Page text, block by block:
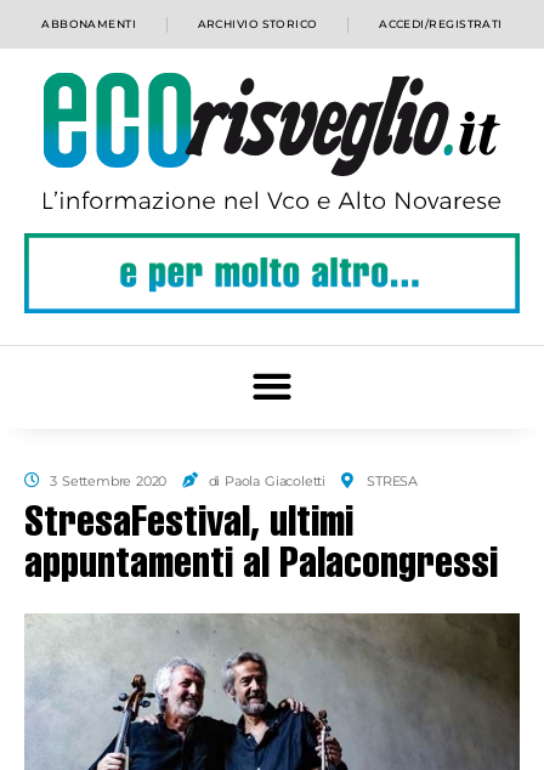
ABBONAMENTI ARCHIVIO STORICO ACCEDI/REGISTRATI
3 Settembre 2020 di Paola Giacoletti STRESA
StresaFestival, ultimi
appuntamenti al Palacongressi